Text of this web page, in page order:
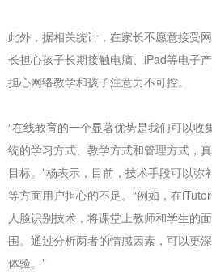
此外，据相关统计，在家长不愿意接受
长担心孩子长期接触电脑、iPad等电子
担心网络教学和孩子注意力不可控。
“在线教育的一个显著优势是我们可以收
统的学习方式、教学方式和管理方式，
目标。”杨表示，目前，技术手段可以弥
等方面用户担心的不足。“例如，在
人脸识别技术，将课堂上教师和学生的
围。通过分析两者的情感因素，可以更
体验。”